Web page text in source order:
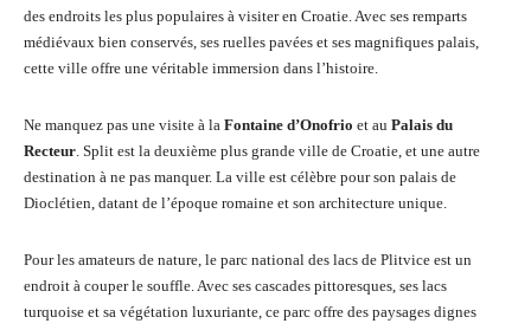
des endroits les plus populaires à visiter en Croatie. Avec ses remparts
médiévaux bien conservés, ses ruelles pavées et ses magnifiques palais,
cette ville offre une véritable immersion dans l’histoire.
Ne manquez pas une visite à la Fontaine d’Onofrio et au Palais du
Recteur. Split est la deuxième plus grande ville de Croatie, et une autre
destination à ne pas manquer. La ville est célèbre pour son palais de
Dioclétien, datant de l’époque romaine et son architecture unique.
Pour les amateurs de nature, le parc national des lacs de Plitvice est un
endroit à couper le souffle. Avec ses cascades pittoresques, ses lacs
turquoise et sa végétation luxuriante, ce parc offre des paysages dignes